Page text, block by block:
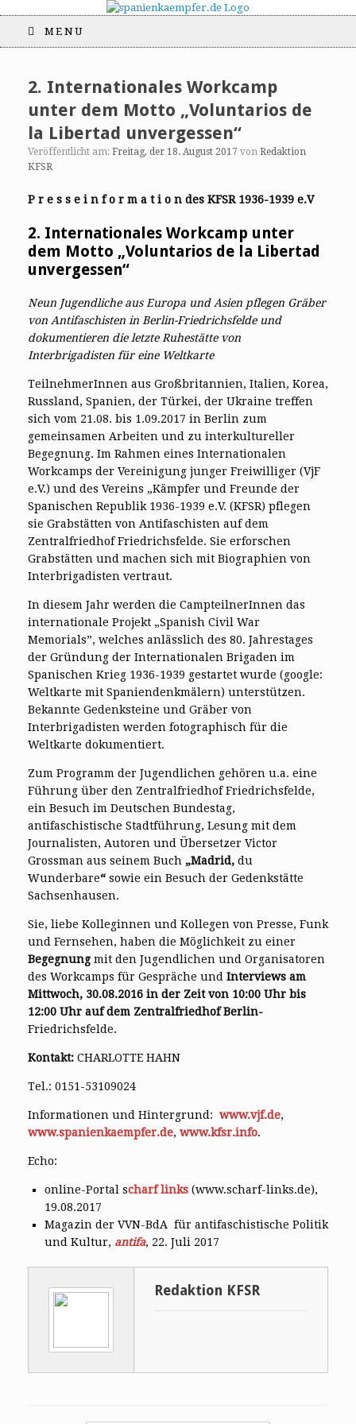
MENU
2. Internationales Workcamp
unter dem Motto „Voluntarios de
la Libertad unvergessen“
Veröffentlicht am: Freitag, der 18. August 2017 von Redaktion
KFSR
P r e s s e i n f o r m a t i o n des KFSR 1936-1939 e.V
2. Internationales Workcamp unter
dem Motto „Voluntarios de la Libertad
unvergessen“
Neun Jugendliche aus Europa und Asien pflegen Gräber
von Antifaschisten in Berlin-Friedrichsfelde und
dokumentieren die letzte Ruhestätte von
Interbrigadisten für eine Weltkarte
TeilnehmerInnen aus Großbritannien, Italien, Korea,
Russland, Spanien, der Türkei, der Ukraine treffen
sich vom 21.08. bis 1.09.2017 in Berlin zum
gemeinsamen Arbeiten und zu interkultureller
Begegnung. Im Rahmen eines Internationalen
Workcamps der Vereinigung junger Freiwilliger (VjF
e.V.) und des Vereins „Kämpfer und Freunde der
Spanischen Republik 1936-1939 e.V. (KFSR) pflegen
sie Grabstätten von Antifaschisten auf dem
Zentralfriedhof Friedrichsfelde. Sie erforschen
Grabstätten und machen sich mit Biographien von
Interbrigadisten vertraut.
In diesem Jahr werden die CampteilnerInnen das
internationale Projekt „Spanish Civil War
Memorials”, welches anlässlich des 80. Jahrestages
der Gründung der Internationalen Brigaden im
Spanischen Krieg 1936-1939 gestartet wurde (google:
Weltkarte mit Spaniendenkmälern) unterstützen.
Bekannte Gedenksteine und Gräber von
Interbrigadisten werden fotographisch für die
Weltkarte dokumentiert.
Zum Programm der Jugendlichen gehören u.a. eine
Führung über den Zentralfriedhof Friedrichsfelde,
ein Besuch im Deutschen Bundestag,
antifaschistische Stadtführung, Lesung mit dem
Journalisten, Autoren und Übersetzer Victor
Grossman aus seinem Buch „Madrid, du
Wunderbare“ sowie ein Besuch der Gedenkstätte
Sachsenhausen.
Sie, liebe Kolleginnen und Kollegen von Presse, Funk
und Fernsehen, haben die Möglichkeit zu einer
Begegnung mit den Jugendlichen und Organisatoren
des Workcamps für Gespräche und Interviews am
Mittwoch, 30.08.2016 in der Zeit von 10:00 Uhr bis
12:00 Uhr auf dem Zentralfriedhof Berlin-
Friedrichsfelde.
Kontakt: CHARLOTTE HAHN
Tel.: 0151-53109024
Informationen und Hintergrund: www.vjf.de,
www.spanienkaempfer.de, www.kfsr.info.
Echo:
online-Portal scharf links (www.scharf-links.de),
19.08.2017
Magazin der VVN-BdA für antifaschistische Politik
und Kultur, antifa, 22. Juli 2017
Redaktion KFSR